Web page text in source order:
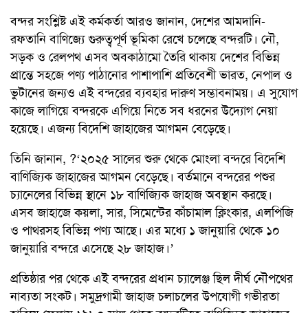
বন্দর সংশ্লিষ্ট এই কর্মকর্তা আরও জানান, দেশের আমদানি-
রফতানি বাণিজ্যে গুরুত্বপূর্ণ ভূমিকা রেখে চলেছে বন্দরটি। নৌ,
সড়ক ও রেলপথ এসব অবকাঠামো তৈরি থাকায় দেশের বিভিন্ন
প্রান্তে সহজে পণ্য পাঠানোর পাশাপাশি প্রতিবেশী ভারত, নেপাল ও
ভুটানের জন্যও এই বন্দরের ব্যবহার দারুণ সম্ভাবনাময়। এ সুযোগ
কাজে লাগিয়ে বন্দরকে এগিয়ে নিতে সব ধরনের উদ্যোগ নেয়া
হয়েছে। এজন্য বিদেশি জাহাজের আগমন বেড়েছে।
তিনি জানান, ?‘২০২৫ সালের শুরু থেকে মোংলা বন্দরে বিদেশি
বাণিজ্যিক জাহাজের আগমন বেড়েছে। বর্তমানে বন্দরের পশুর
চ্যানেলের বিভিন্ন স্থানে ১৮ বাণিজ্যিক জাহাজ অবস্থান করছে।
এসব জাহাজে কয়লা, সার, সিমেন্টের কাঁচামাল ক্লিংকার, এলপিজি
ও পাথরসহ বিভিন্ন পণ্য আছে। এর মধ্যে ১ জানুয়ারি থেকে ১০
জানুয়ারি বন্দরে এসেছে ২৮ জাহাজ।’
প্রতিষ্ঠার পর থেকে এই বন্দরের প্রধান চ্যালেঞ্জ ছিল দীর্ঘ নৌপথের
নাব্যতা সংকট। সমুদ্রগামী জাহাজ চলাচলের উপযোগী গভীরতা